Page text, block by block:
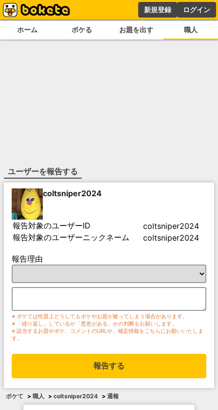
新規登録 ログイン
ホーム ボケる お題を出す 職人
ユーザーを報告する
coltsniper2024
報告対象のユーザーID
coltsniper2024
報告対象のユーザーニックネーム
coltsniper2024
報告理由
※ ボケては性質上どうしてもボケやお題が被ってしまう場合があります。
※ 「繰り返し」しているか「悪意がある」かの判断をお願いします。
※ 該当するお題やボケ、コメントのURLや、補足情報をこちらにお願いいたしま
す。
報告する
ボケて > 職人 > coltsniper2024 > 通報